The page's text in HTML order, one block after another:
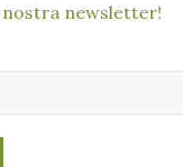
newsletter!